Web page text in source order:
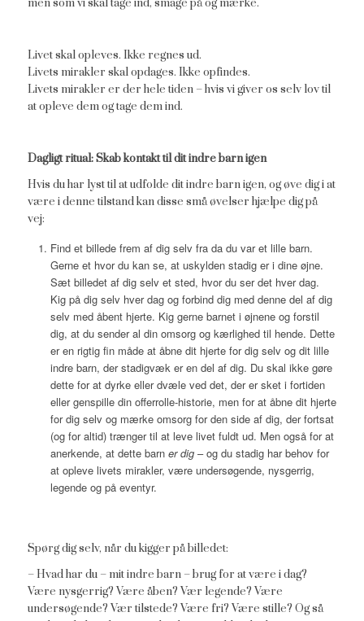
Livet skal opleves. Ikke regnes ud.
Livets mirakler skal opdages. Ikke opfindes.
Livets mirakler er der hele tiden – hvis vi giver os selv lov til
at opleve dem og tage dem ind.
Dagligt ritual: Skab kontakt til dit indre barn igen
Hvis du har lyst til at udfolde dit indre barn igen, og øve dig i at
være i denne tilstand kan disse små øvelser hjælpe dig på
vej:
Find et billede frem af dig selv fra da du var et lille barn.
Gerne et hvor du kan se, at uskylden stadig er i dine øjne.
Sæt billedet af dig selv et sted, hvor du ser det hver dag.
Kig på dig selv hver dag og forbind dig med denne del af dig
selv med åbent hjerte. Kig gerne barnet i øjnene og forstil
dig, at du sender al din omsorg og kærlighed til hende. Dette
er en rigtig fin måde at åbne dit hjerte for dig selv og dit lille
indre barn, der stadigvæk er en del af dig. Du skal ikke gøre
dette for at dyrke eller dvæle ved det, der er sket i fortiden
eller genspille din offerrolle-historie, men for at åbne dit hjerte
for dig selv og mærke omsorg for den side af dig, der fortsat
(og for altid) trænger til at leve livet fuldt ud. Men også for at
anerkende, at dette barn er dig– og du stadig har behov for
at opleve livets mirakler, være undersøgende, nysgerrig,
legende og på eventyr.
Spørg dig selv, når du kigger på billedet:
– Hvad har du – mit indre barn – brug for at være i dag?
Være nysgerrig? Være åben? Vær legende? Være
undersøgende? Vær tilstede? Være fri? Være stille? Og så